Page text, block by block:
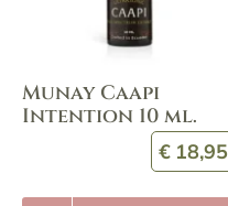
Munay Caapi
Intention 10 ml.
€ 18,95